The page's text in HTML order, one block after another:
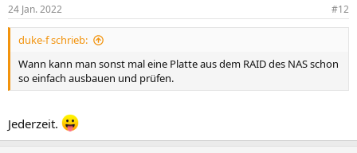
24 Jan. 2022 #12
duke-f schrieb:
Wann kann man sonst mal eine Platte aus dem RAID des NAS schon
so einfach ausbauen und prüfen.
Jederzeit.